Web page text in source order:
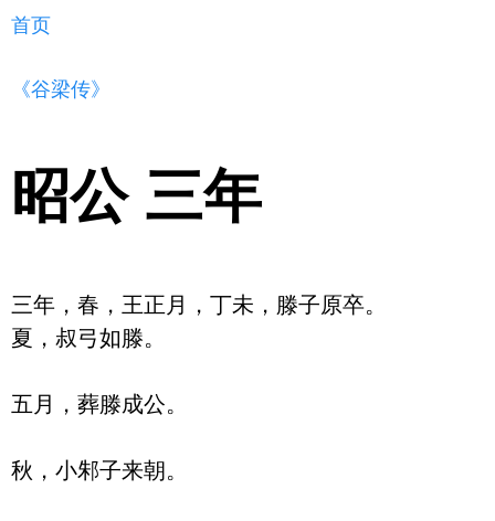
首页
《谷梁传》
昭公 三年
三年，春，王正月，丁未，滕子原卒。
夏，叔弓如滕。
五月，葬滕成公。
秋，小邾子来朝。